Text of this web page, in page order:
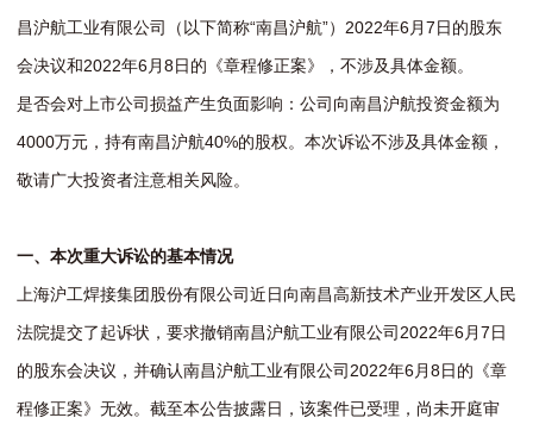
昌沪航工业有限公司（以下简称“南昌沪航”）2022年6月7日的股东
会决议和2022年6月8日的《章程修正案》，不涉及具体金额。
是否会对上市公司损益产生负面影响：公司向南昌沪航投资金额为
4000万元，持有南昌沪航40%的股权。本次诉讼不涉及具体金额，
敬请广大投资者注意相关风险。
一、本次重大诉讼的基本情况
上海沪工焊接集团股份有限公司近日向南昌高新技术产业开发区人民
法院提交了起诉状，要求撤销南昌沪航工业有限公司2022年6月7日
的股东会决议，并确认南昌沪航工业有限公司2022年6月8日的《章
程修正案》无效。截至本公告披露日，该案件已受理，尚未开庭审